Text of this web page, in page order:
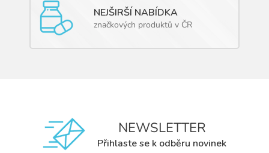
NEJŠIRŠÍ NABÍDKA
značkových produktů v ČR
NEWSLETTER
Přihlaste se k odběru novinek